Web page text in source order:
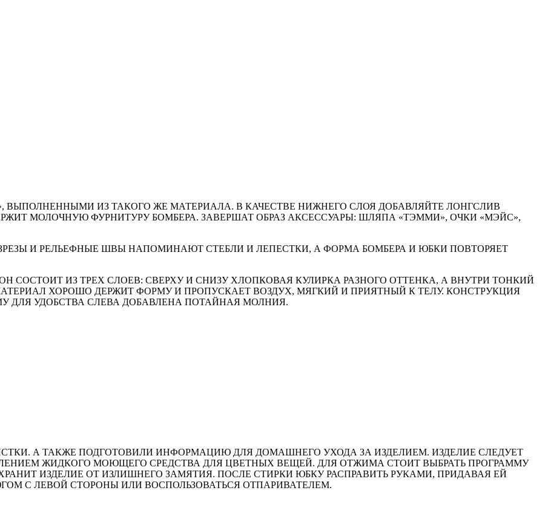
ВЫПОЛНЕННЫМИ ИЗ ТАКОГО ЖЕ МАТЕРИАЛА. В КАЧЕСТВЕ НИЖНЕГО СЛОЯ ДОБАВЛЯЙТЕ ЛОНГСЛИВ
МОЛОЧНУЮ ФУРНИТУРУ БОМБЕРА. ЗАВЕРШАТ ОБРАЗ АКСЕССУАРЫ: ШЛЯПА «ТЭММИ», ОЧКИ «МЭЙС»,
И РЕЛЬЕФНЫЕ ШВЫ НАПОМИНАЮТ СТЕБЛИ И ЛЕПЕСТКИ, А ФОРМА БОМБЕРА И ЮБКИ ПОВТОРЯЕТ
СОСТОИТ ИЗ ТРЕХ СЛОЕВ: СВЕРХУ И СНИЗУ ХЛОПКОВАЯ КУЛИРКА РАЗНОГО ОТТЕНКА, А ВНУТРИ ТОНКИЙ
ХОРОШО ДЕРЖИТ ФОРМУ И ПРОПУСКАЕТ ВОЗДУХ, МЯГКИЙ И ПРИЯТНЫЙ К ТЕЛУ. КОНСТРУКЦИЯ
ДЛЯ УДОБСТВА СЛЕВА ДОБАВЛЕНА ПОТАЙНАЯ МОЛНИЯ.
А ТАКЖЕ ПОДГОТОВИЛИ ИНФОРМАЦИЮ ДЛЯ ДОМАШНЕГО УХОДА ЗА ИЗДЕЛИЕМ. ИЗДЕЛИЕ СЛЕДУЕТ
ЖИДКОГО МОЮЩЕГО СРЕДСТВА ДЛЯ ЦВЕТНЫХ ВЕЩЕЙ. ДЛЯ ОТЖИМА СТОИТ ВЫБРАТЬ ПРОГРАММУ
ИЗДЕЛИЕ ОТ ИЗЛИШНЕГО ЗАМЯТИЯ. ПОСЛЕ СТИРКИ ЮБКУ РАСПРАВИТЬ РУКАМИ, ПРИДАВАЯ ЕЙ
С ЛЕВОЙ СТОРОНЫ ИЛИ ВОСПОЛЬЗОВАТЬСЯ ОТПАРИВАТЕЛЕМ.